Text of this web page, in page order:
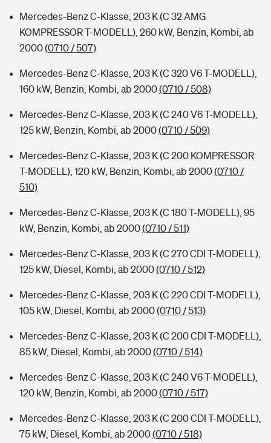
Mercedes-Benz C-Klasse, 203 K (C 32 AMG
KOMPRESSOR T-MODELL), 260 kW, Benzin, Kombi, ab
2000(0710 / 507)
Mercedes-Benz C-Klasse, 203 K (C 320 V6 T-MODELL),
160 kW, Benzin, Kombi, ab 2000(0710 / 508)
Mercedes-Benz C-Klasse, 203 K (C 240 V6 T-MODELL),
125 kW, Benzin, Kombi, ab 2000(0710 / 509)
Mercedes-Benz C-Klasse, 203 K (C 200 KOMPRESSOR
T-MODELL), 120 kW, Benzin, Kombi, ab 2000(0710 /
510)
Mercedes-Benz C-Klasse, 203 K (C 180 T-MODELL), 95
kW, Benzin, Kombi, ab 2000(0710 / 511)
Mercedes-Benz C-Klasse, 203 K (C 270 CDI T-MODELL),
125 kW, Diesel, Kombi, ab 2000(0710 / 512)
Mercedes-Benz C-Klasse, 203 K (C 220 CDI T-MODELL),
105 kW, Diesel, Kombi, ab 2000(0710 / 513)
Mercedes-Benz C-Klasse, 203 K (C 200 CDI T-MODELL),
85 kW, Diesel, Kombi, ab 2000(0710 / 514)
Mercedes-Benz C-Klasse, 203 K (C 240 V6 T-MODELL),
120 kW, Benzin, Kombi, ab 2000(0710 / 517)
Mercedes-Benz C-Klasse, 203 K (C 200 CDI T-MODELL),
75 kW, Diesel, Kombi, ab 2000(0710 / 518)